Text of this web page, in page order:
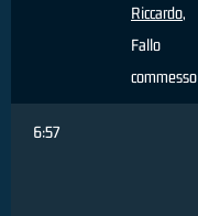
Riccardo,
Fallo
commesso
6:57